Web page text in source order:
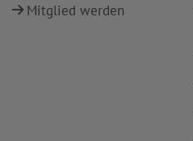
Mitglied werden